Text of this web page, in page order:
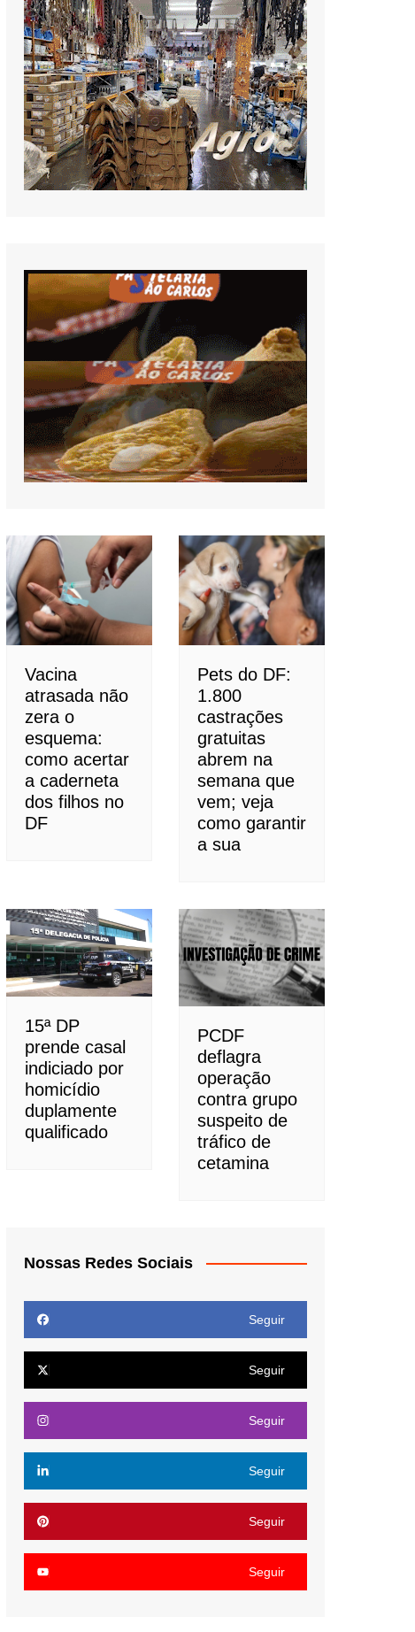
Vacina
atrasada não
zera o
esquema:
como acertar
a caderneta
dos filhos no
DF
Pets do DF:
1.800
castrações
gratuitas
abrem na
semana que
vem; veja
como garantir
a sua
15ª DP
prende casal
indiciado por
homicídio
duplamente
qualificado
PCDF
deflagra
operação
contra grupo
suspeito de
tráfico de
cetamina
Nossas Redes Sociais
Seguir
Seguir
Seguir
Seguir
Seguir
Seguir